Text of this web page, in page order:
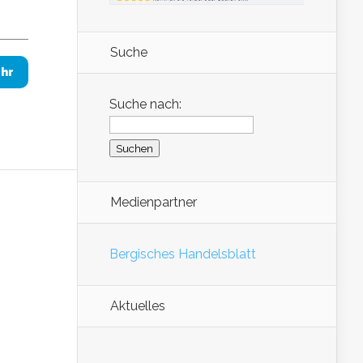
Suche
Suche nach:
Medienpartner
Bergisches Handelsblatt
Aktuelles